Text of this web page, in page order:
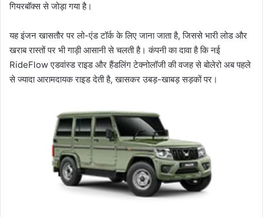
गियरबॉक्स से जोड़ा गया है।
यह इंजन खासतौर पर लो-एंड टॉर्क के लिए जाना जाता है, जिससे भारी लोड और
खराब रास्तों पर भी गाड़ी आसानी से चलती है। कंपनी का दावा है कि नई
RideFlow एडवांस्ड राइड और हैंडलिंग टेक्नोलॉजी की वजह से बोलेरो अब पहले
से ज्यादा आरामदायक राइड देती है, खासकर उबड़-खाबड़ सड़कों पर।